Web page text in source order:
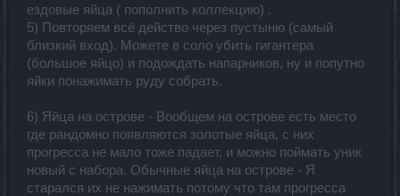
ездовые яйца ( пополнить коллекцию) .
5) Повторяем всё действо через пустыню (самый
близкий вход). Можете в соло убить гигантера
(большое яйцо) и подождать напарников, ну и попутно
яйки понажимать руду собрать.
6) Яйца на острове - Вообщем на острове есть место
где рандомно появляются золотые яйца, с них
прогресса не мало тоже падает, и можно поймать уник
новый с набора. Обычные яйца на острове - Я
старался их не нажимать потому что там прогресса